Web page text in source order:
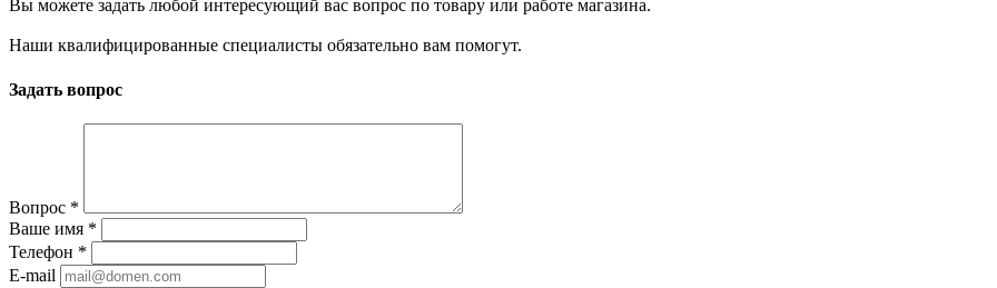
Вы можете задать любой интересующий вас вопрос по товару или работе магазина.
Наши квалифицированные специалисты обязательно вам помогут.
Задать вопрос
Вопрос *
Ваше имя *
Телефон *
E-mail